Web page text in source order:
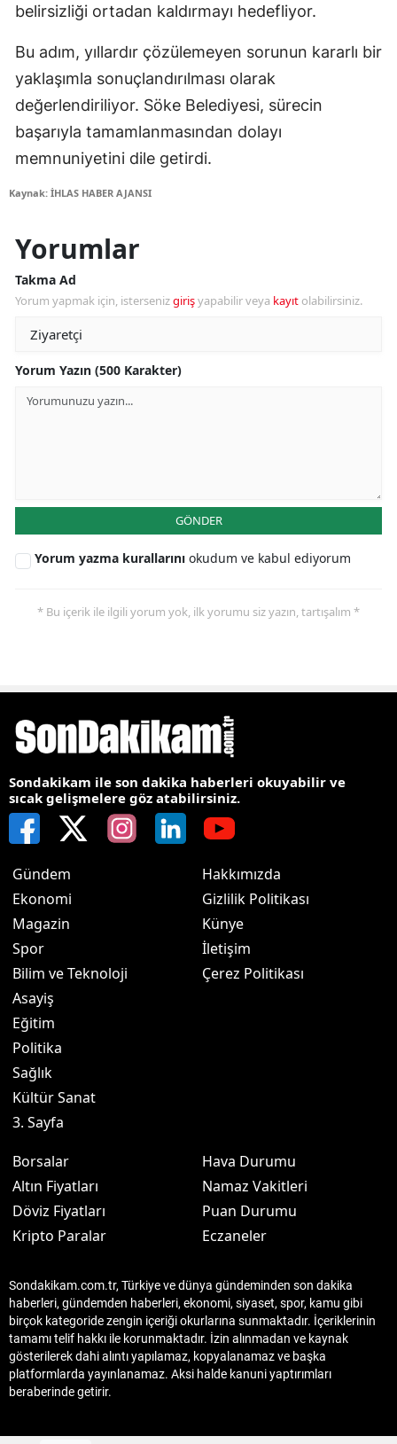
belirsizliği ortadan kaldırmayı hedefliyor.
Bu adım, yıllardır çözülemeyen sorunun kararlı bir
yaklaşımla sonuçlandırılması olarak
değerlendiriliyor. Söke Belediyesi, sürecin
başarıyla tamamlanmasından dolayı
memnuniyetini dile getirdi.
Kaynak: İHLAS HABER AJANSI
Yorumlar
Takma Ad
Yorum yapmak için, istersenizgirişyapabilir veya kayıt olabilirsiniz.
Yorum Yazın (500 Karakter)
GÖNDER
Yorum yazma kurallarını okudum ve kabul ediyorum
* Bu içerik ile ilgili yorum yok, ilk yorumu siz yazın, tartışalım *
Sondakikam ile son dakika haberleri okuyabilir ve
sıcak gelişmelere göz atabilirsiniz.
Gündem
Ekonomi
Magazin
Spor
Bilim ve Teknoloji
Asayiş
Eğitim
Politika
Sağlık
Kültür Sanat
3. Sayfa
Hakkımızda
Gizlilik Politikası
Künye
İletişim
Çerez Politikası
Borsalar
Altın Fiyatları
Döviz Fiyatları
Kripto Paralar
Hava Durumu
Namaz Vakitleri
Puan Durumu
Eczaneler
Sondakikam.com.tr, Türkiye ve dünya gündeminden son dakika
haberleri, gündemden haberleri, ekonomi, siyaset, spor, kamu gibi
birçok kategoride zengin içeriği okurlarına sunmaktadır. İçeriklerinin
tamamı telif hakkı ile korunmaktadır. İzin alınmadan ve kaynak
gösterilerek dahi alıntı yapılamaz, kopyalanamaz ve başka
platformlarda yayınlanamaz. Aksi halde kanuni yaptırımları
beraberinde getirir.